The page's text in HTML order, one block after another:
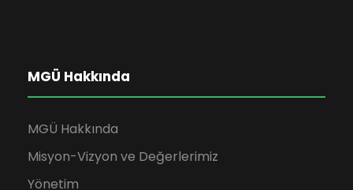
MGÜ Hakkında
MGÜ Hakkında
Misyon-Vizyon ve Değerlerimiz
Yönetim